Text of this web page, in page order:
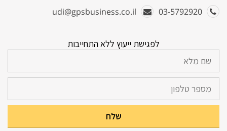
udi@gpsbusiness.co.il
לפגישת ייעוץ ללא התחייבות